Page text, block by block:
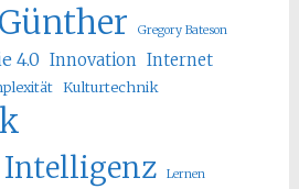
Gregory Bateson
4.0 Innovation Internet
Kulturtechnik
Lernen